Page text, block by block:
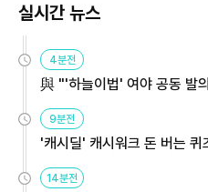
실시간 뉴스
4분전
與 "'하늘이법' 여야 공동 발
9분전
'캐시딜' 캐시워크 돈 버는 퀴
14분전